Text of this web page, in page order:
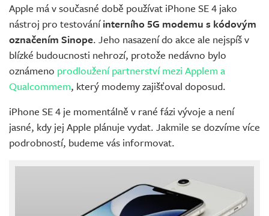
Apple má v současné době používat iPhone SE 4 jako
nástroj pro testováníinterního 5G modemu s kódovým
označením Sinope. Jeho nasazení do akce ale nejspíš v
blízké budoucnosti nehrozí, protože nedávno bylo
oznámeno prodloužení partnerství mezi Applem a
Qualcommem, který modemy zajišťoval doposud.
iPhone SE 4 je momentálně v rané fázi vývoje a není
jasné, kdy jej Apple plánuje vydat. Jakmile se dozvíme více
podrobností, budeme vás informovat.